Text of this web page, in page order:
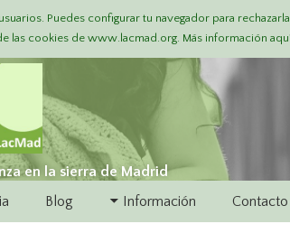
en la sierra de Madrid
Blog Información Contacto
Puedes configurar tu navegador para
las cookies de www.lacmad.org. Más información